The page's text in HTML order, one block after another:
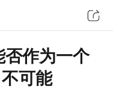
否作为一个
可能